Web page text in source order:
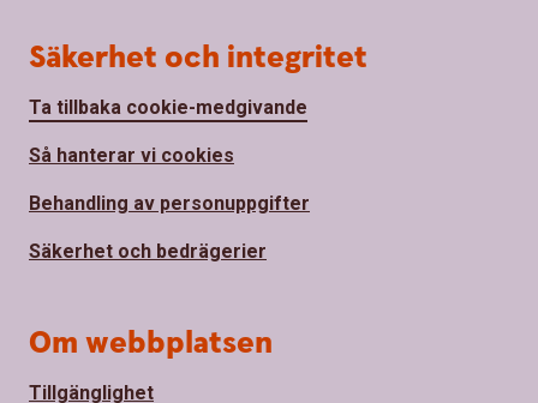
Säkerhet och integritet
Ta tillbaka cookie-medgivande
Så hanterar vi cookies
Behandling av personuppgifter
Säkerhet och bedrägerier
Om webbplatsen
Tillgänglighet